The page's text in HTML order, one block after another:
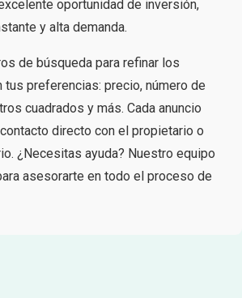
oportunidad de inversión,
y alta demanda.
de búsqueda para refinar los
preferencias: precio, número de
cuadrados y más. Cada anuncio
directo con el propietario o
¿Necesitas ayuda? Nuestro equipo
asesorarte en todo el proceso de